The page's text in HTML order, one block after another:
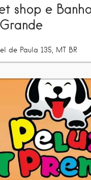
shop e
de Paula 135 MT BR